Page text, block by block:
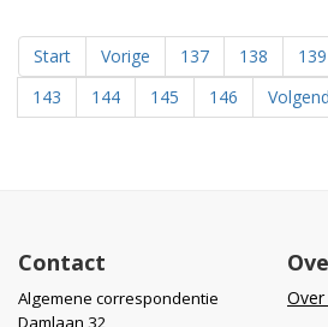
Start Vorige 137 138 139
143
144 145 146
Contact
Algemene correspondentie
Damlaan 32